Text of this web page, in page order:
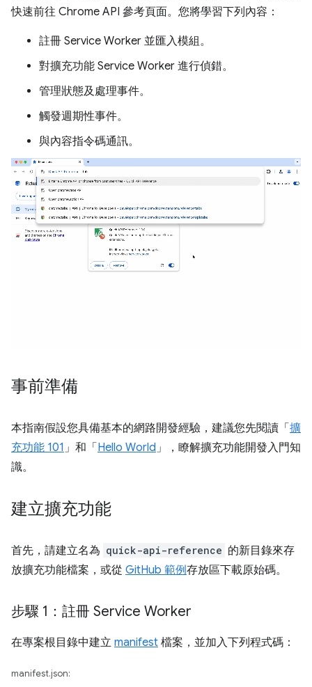
快速前往 Chrome API 參考頁面。您將學習下列內容：
註冊 Service Worker 並匯入模組。
對擴充功能 Service Worker 進行偵錯。
管理狀態及處理事件。
觸發週期性事件。
與內容指令碼通訊。
事前準備
本指南假設您具備基本的網路開發經驗，建議您先閱讀「擴
充功能 101 」和「Hello World 」，瞭解擴充功能開發入門知
識。
建立擴充功能
首先，請建立名為 quick-api-reference 的新目錄來存
放擴充功能檔案，或從 GitHub 範例存放區下載原始碼。
步驟 1：註冊 Service Worker
在專案根目錄中建立 manifest 檔案，並加入下列程式碼：
manifest.json: